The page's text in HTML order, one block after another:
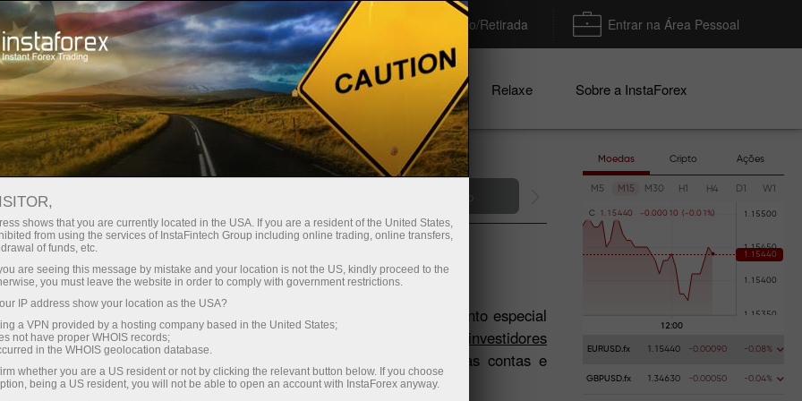
da conta Plataforma de negociação Depósito/Retirada Entrar na Área Pessoal
Iniciantes Para Investidores Para Parceiros Campanhas Relaxe Sobre a InstaForex
para usar o sistema PAMM.
no mercado Forex.
- Módulo de Gestão de Alocação de Porcentagem ) é um conjunto especial
portraderspara gerenciar seus próprios fundos e capital conjunto de investidores
investimentos de outros traders ou a investirem em outras contas e
Moedas Cripto Ações
M5 M15 M30 H1 H4 D1 W1
C 1 . 1 5440 -0 .000 1 0 ( -0 .0 1 %
EURUSD.fx 1.15440 -0.00090 -0.08%
GBPUSD.fx 1.34630 -0.00050 -0.04%
shows that you are currently located in the USA. If you are a resident of the United States,
from using the services of InstaFintech Group including online trading, online transfers,
of funds, etc.
are seeing this message by mistake and your location is not the US, kindly proceed to the
you must leave the website in order to comply with government restrictions.
IP address show your location as the USA?
a VPN provided by a hosting company based in the United States;
not have proper WHOIS records;
in the WHOIS geolocation database.
whether you are a US resident or not by clicking the relevant button below. If you choose
being a US resident, you will not be able to open an account with InstaForex anyway.